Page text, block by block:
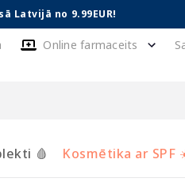
Latvijā no 9.99EUR!
Online farmaceits
🩸 Kosmētika ar SPF